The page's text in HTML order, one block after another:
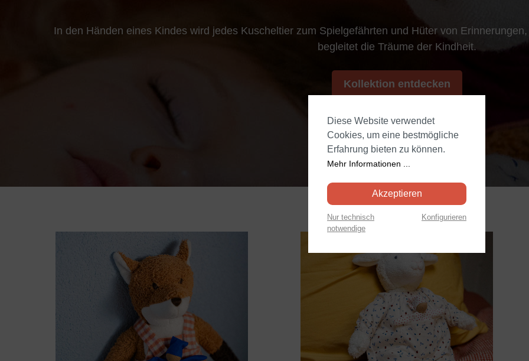
In den Händen eines Kindes wird jedes Kuscheltier zum Spielgefährten und Hüter von
begleitet die Träume der Kindheit.
Kollektion entdecken
Diese Website verwendet
Cookies, um eine bestmögliche
Erfahrung bieten zu können.
Mehr Informationen ...
Akzeptieren
Nur technisch
notwendige
Konfigurieren